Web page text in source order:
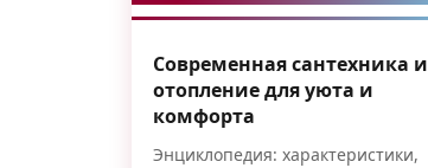
Современная сантехника и
отопление для уюта и
комфорта
Энциклопедия: характеристики,